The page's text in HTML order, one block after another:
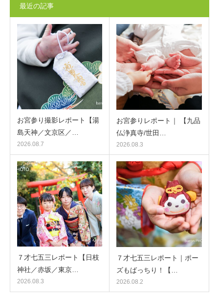
最近の記事
お宮参り撮影レポート【湯
島天神／文京区／…
2026.08.7
お宮参りレポート｜ 【九品
仏浄真寺/世田…
2026.08.3
７才七五三レポート【日枝
神社／赤坂／東京…
2026.08.3
７才七五三レポート｜ポー
ズもばっちり！【…
2026.08.2